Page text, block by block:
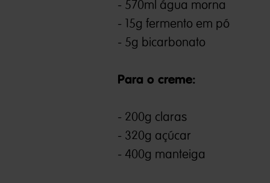
- 570ml água morna
- 15g fermento em pó
- 5g bicarbonato
Para o creme:
- 200g claras
- 320g açúcar
- 400g manteiga